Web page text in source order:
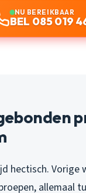
NU BEREIKBAAR
BEL 085 019
hectisch. Vorige
allemaal